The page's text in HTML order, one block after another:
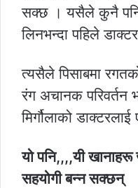
सक्छ । यसैले कुनै पनि
लिनभन्दा पहिले
त्यसैले पिसाबमा
रंग अचानक परिवर्तन
मिर्गौलाको
यो पनि,,,,यी
सहयोगी बन्न सक्छन्